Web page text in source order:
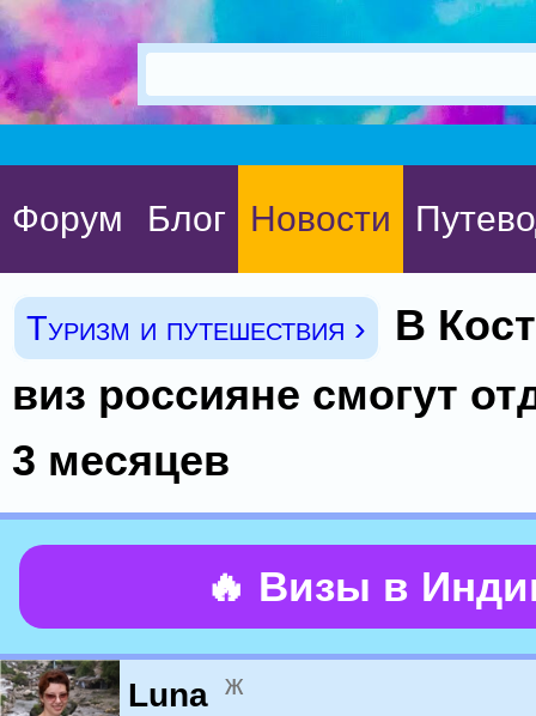
Форум Блог Новости
Туризм и путешествия ›
В
виз россияне смогут
3 месяцев
🔥 Визы в
Luna ж